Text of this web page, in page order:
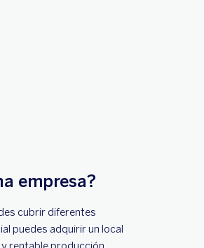
empresa?
cubrir diferentes
puedes adquirir un local